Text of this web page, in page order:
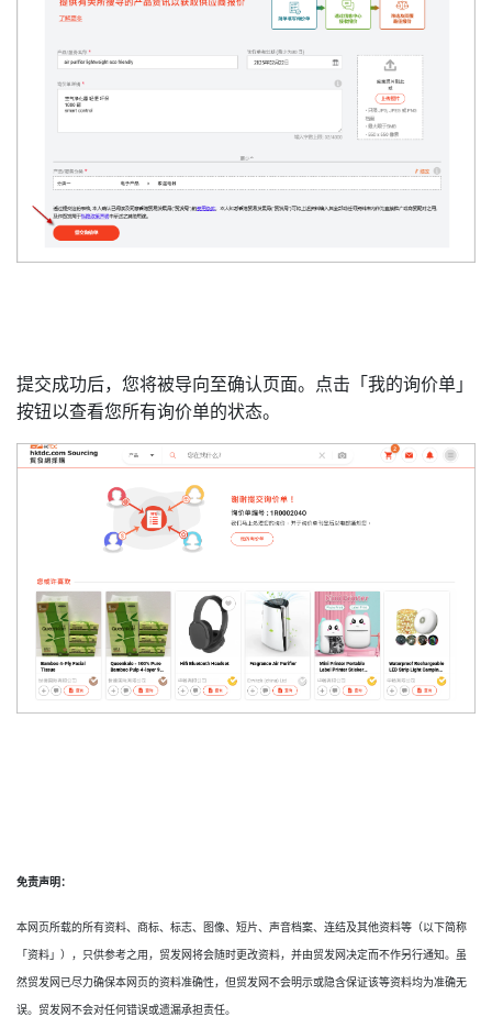
提交成功后，您将被导向至确认页面。点击「我的询价单」
按钮以查看您所有询价单的状态。
免责声明：
本网页所载的所有资料、商标、标志、图像、短片、声音档案、连结及其他资料等（以下简称
「资料」），只供参考之用，贸发网将会随时更改资料，并由贸发网决定而不作另行通知。虽
然贸发网已尽力确保本网页的资料准确性，但贸发网不会明示或隐含保证该等资料均为准确无
误。贸发网不会对任何错误或遗漏承担责任。